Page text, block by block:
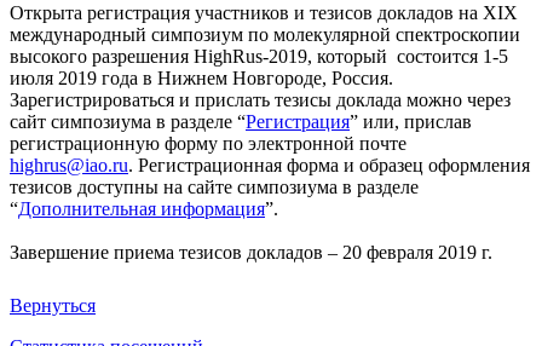
Открыта регистрация участников и тезисов докладов на XIX
международный симпозиум по молекулярной спектроскопии
высокого разрешения HighRus-2019, который состоится 1-5
июля 2019 года в Нижнем Новгороде, Россия.
Зарегистрироваться и прислать тезисы доклада можно через
сайт симпозиума в разделе “Регистрация” или, прислав
регистрационную форму по электронной почте
highrus@iao.ru. Регистрационная форма и образец оформления
тезисов доступны на сайте симпозиума в разделе
“Дополнительная информация”.
Завершение приема тезисов докладов – 20 февраля 2019 г.
Вернуться